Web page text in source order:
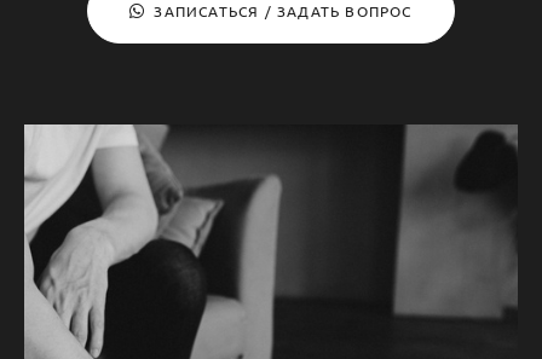
ЗАПИСАТЬСЯ / ЗАДАТЬ ВОПРОС